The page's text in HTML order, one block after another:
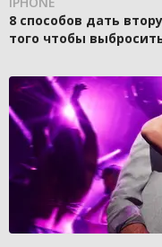
8 способов дать
того чтобы